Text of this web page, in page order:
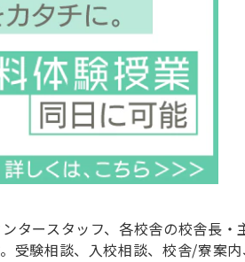
タースタッフ、各校舎の校舎長・
受験相談、入校相談、校舎/寮案内